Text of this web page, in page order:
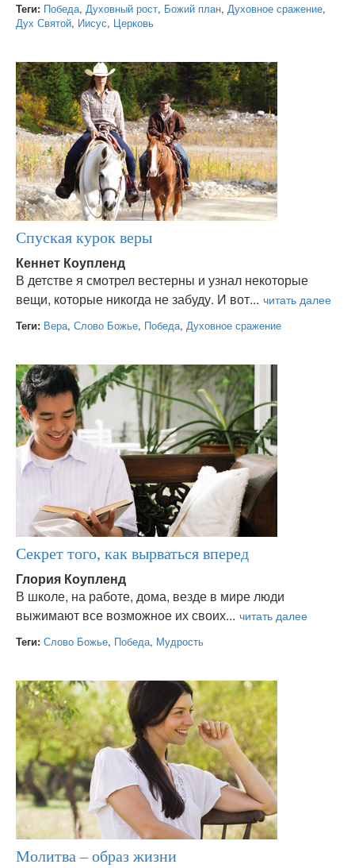
Теги: Победа, Духовный рост, Божий план, Духовное сражение,
Дух Святой, Иисус, Церковь
Спуская курок веры
Кеннет Коупленд
В детстве я смотрел вестерны и узнал некоторые
вещи, которые никогда не забуду. И вот...
Теги: Вера, Слово Божье, Победа, Духовное сражение
Секрет того, как вырваться вперед
Глория Коупленд
В школе, на работе, дома, везде в мире люди
выжимают все возможное их своих...
Теги: Слово Божье, Победа, Мудрость
Молитва – образ жизни